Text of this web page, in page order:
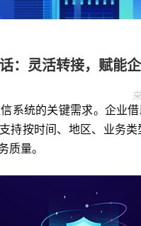
：灵活转接，赋能
系统的关键需求。企业
持按时间、地区、业务
质量。